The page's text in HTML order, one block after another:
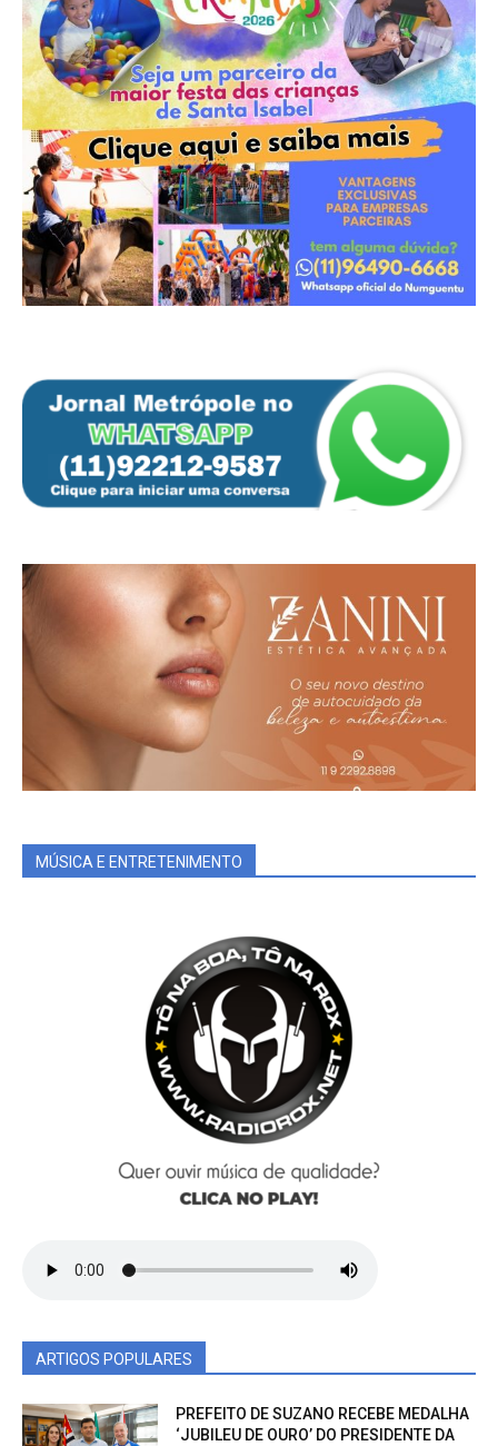
MÚSICA E ENTRETENIMENTO
ARTIGOS POPULARES
PREFEITO DE SUZANO RECEBE MEDALHA
‘JUBILEU DE OURO’ DO PRESIDENTE DA